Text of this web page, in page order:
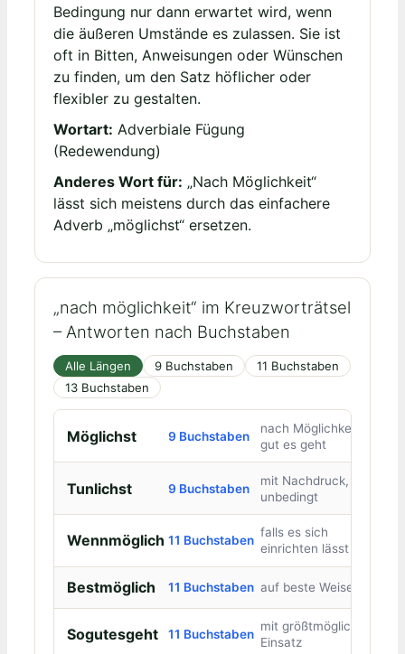
Bedingung nur dann erwartet wird, wenn
die äußeren Umstände es zulassen. Sie ist
oft in Bitten, Anweisungen oder Wünschen
zu finden, um den Satz höflicher oder
flexibler zu gestalten.
Wortart: Adverbiale Fügung
(Redewendung)
Anderes Wort für: „Nach Möglichkeit“
lässt sich meistens durch das einfachere
Adverb „möglichst“ ersetzen.
„nach möglichkeit“ im Kreuzworträtsel
– Antworten nach Buchstaben
Alle Längen 9 Buchstaben
11 Buchstaben
13 Buchstaben
Möglichst 9 Buchstaben
nach Möglichkeit, so
gut es geht
Tunlichst 9 Buchstaben
mit Nachdruck,
unbedingt
Wennmöglich 11 Buchstaben
falls es sich
einrichten lässt
Bestmöglich 11 Buchstaben auf beste Weise
Sogutesgeht 11 Buchstaben
mit größtmöglichem
Einsatz